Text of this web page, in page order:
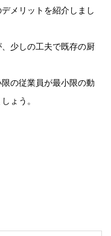
メリットを紹介しまし
少しの工夫で既存の厨
の従業員が最小限の動
ょう。